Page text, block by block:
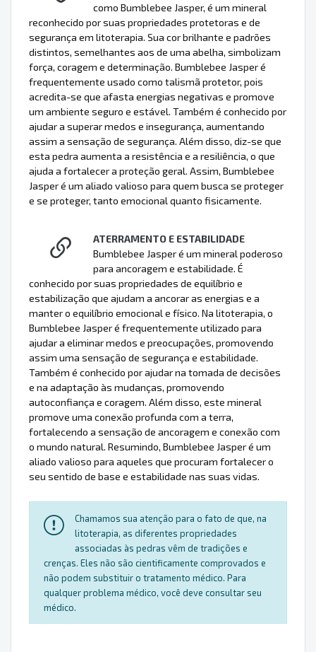
como Bumblebee Jasper, é um mineral
reconhecido por suas propriedades protetoras e de
segurança em litoterapia. Sua cor brilhante e padrões
distintos, semelhantes aos de uma abelha, simbolizam
força, coragem e determinação. Bumblebee Jasper é
frequentemente usado como talismã protetor, pois
acredita-se que afasta energias negativas e promove
um ambiente seguro e estável. Também é conhecido por
ajudar a superar medos e insegurança, aumentando
assim a sensação de segurança. Além disso, diz-se que
esta pedra aumenta a resistência e a resiliência, o que
ajuda a fortalecer a proteção geral. Assim, Bumblebee
Jasper é um aliado valioso para quem busca se proteger
e se proteger, tanto emocional quanto fisicamente.
ATERRAMENTO E ESTABILIDADE
Bumblebee Jasper é um mineral poderoso
para ancoragem e estabilidade. É
conhecido por suas propriedades de equilíbrio e
estabilização que ajudam a ancorar as energias e a
manter o equilíbrio emocional e físico. Na litoterapia, o
Bumblebee Jasper é frequentemente utilizado para
ajudar a eliminar medos e preocupações, promovendo
assim uma sensação de segurança e estabilidade.
Também é conhecido por ajudar na tomada de decisões
e na adaptação às mudanças, promovendo
autoconfiança e coragem. Além disso, este mineral
promove uma conexão profunda com a terra,
fortalecendo a sensação de ancoragem e conexão com
o mundo natural. Resumindo, Bumblebee Jasper é um
aliado valioso para aqueles que procuram fortalecer o
seu sentido de base e estabilidade nas suas vidas.
Chamamos sua atenção para o fato de que, na
litoterapia, as diferentes propriedades
associadas às pedras vêm de tradições e
crenças. Eles não são cientificamente comprovados e
não podem substituir o tratamento médico. Para
qualquer problema médico, você deve consultar seu
médico.